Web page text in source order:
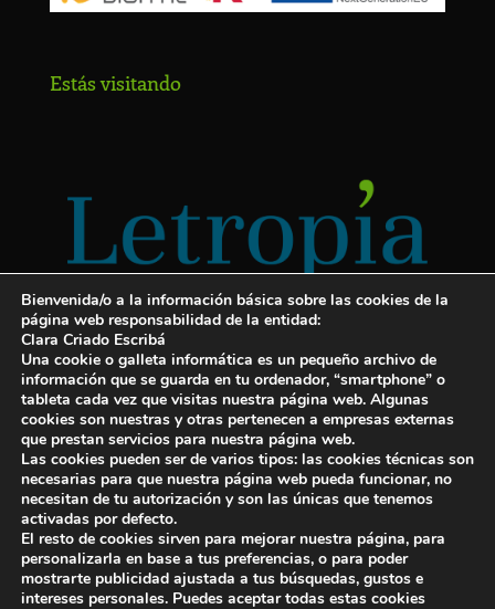
Estás visitando
Servicios para escritores
¡Letropía te ayuda con tu libro!
Autopublicar un libro
Cuanto cuesta publicar un libro
Cómo escribir un libro y publicarlo
Bienvenida/o a la información básica sobre las cookies de la
página web responsabilidad de la entidad:
Clara Criado Escribá
Una cookie o galleta informática es un pequeño archivo de
información que se guarda en tu ordenador, “smartphone” o
tableta cada vez que visitas nuestra página web. Algunas
cookies son nuestras y otras pertenecen a empresas externas
que prestan servicios para nuestra página web.
Las cookies pueden ser de varios tipos: las cookies técnicas son
necesarias para que nuestra página web pueda funcionar, no
necesitan de tu autorización y son las únicas que tenemos
activadas por defecto.
El resto de cookies sirven para mejorar nuestra página, para
personalizarla en base a tus preferencias, o para poder
mostrarte publicidad ajustada a tus búsquedas, gustos e
intereses personales. Puedes aceptar todas estas cookies